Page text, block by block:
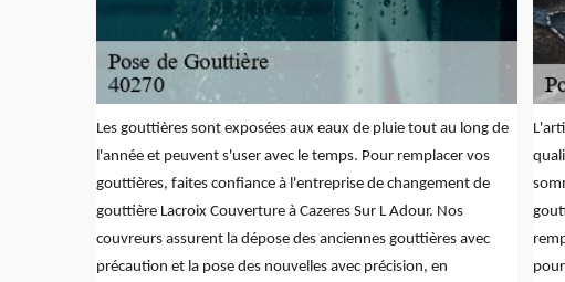
Les gouttières sont exposées aux eaux de pluie tout au long de
l'année et peuvent s'user avec le temps. Pour remplacer vos
gouttières, faites confiance à l'entreprise de changement de
gouttière Lacroix Couverture à Cazeres Sur L Adour. Nos
couvreurs assurent la dépose des anciennes gouttières avec
précaution et la pose des nouvelles avec précision, en